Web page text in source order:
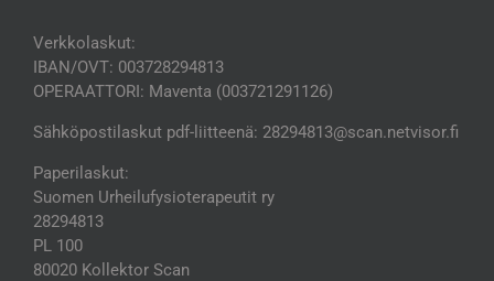
Verkkolaskut:
IBAN/OVT: 003728294813
OPERAATTORI: Maventa (003721291126)
Sähköpostilaskut pdf-liitteenä: 28294813@scan.netvisor.fi
Paperilaskut:
Suomen Urheilufysioterapeutit ry
28294813
PL 100
80020 Kollektor Scan